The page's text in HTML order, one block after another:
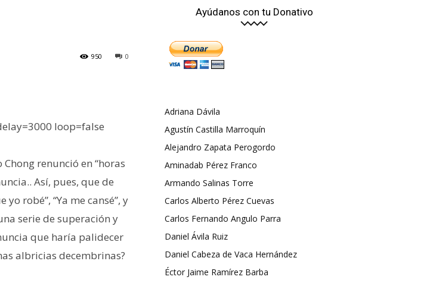
0
950
loop=false
renunció en “horas
Así, pues, que de
robé”, “Ya me cansé”, y
serie de superación y
que haría palidecer
albricias decembrinas?
Ayúdanos con tu Donativo
Adriana Dávila
Agustín Castilla Marroquín
Alejandro Zapata Perogordo
Aminadab Pérez Franco
Armando Salinas Torre
Carlos Alberto Pérez Cuevas
Carlos Fernando Angulo Parra
Daniel Ávila Ruiz
Daniel Cabeza de Vaca Hernández
Éctor Jaime Ramírez Barba